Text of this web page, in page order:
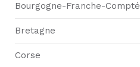
Bourgogne-Franche-Compté
Bretagne
Corse